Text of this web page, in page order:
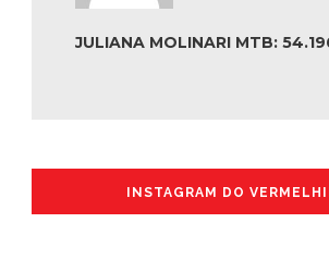
JULIANA MOLINARI MTB:
INSTAGRAM DO